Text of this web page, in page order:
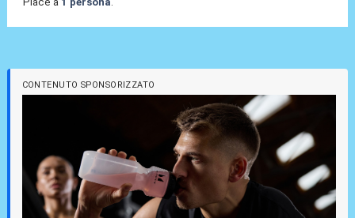
CONTENUTO SPONSORIZZATO